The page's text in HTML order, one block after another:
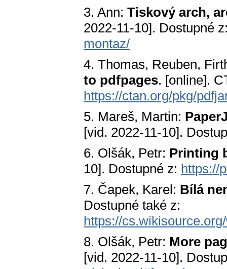
3. Ann: Tiskový arch,
2022-11-10]. Dostupné
montaz/
4. Thomas, Reuben,
to pdfpages. [online].
https://ctan.org/pkg/
5. Mareš, Martin:
[vid. 2022-11-10].
6. Olšák, Petr: Printing
10]. Dostupné z: https://
7. Čapek, Karel: Bílá
Dostupné také z:
https://
8. Olšák, Petr: More
[vid. 2022-11-10].